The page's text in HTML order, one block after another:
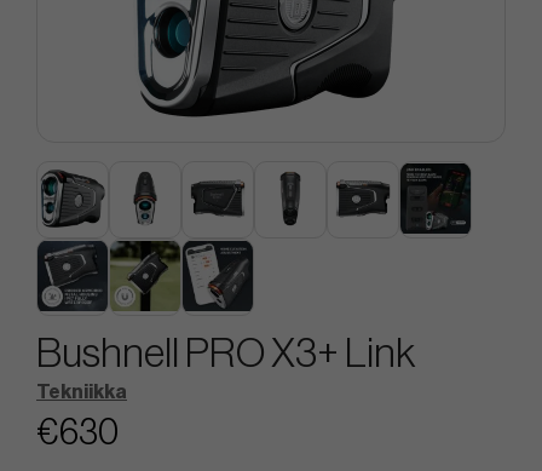
Bushnell PRO X3+ Link
Tekniikka
€630